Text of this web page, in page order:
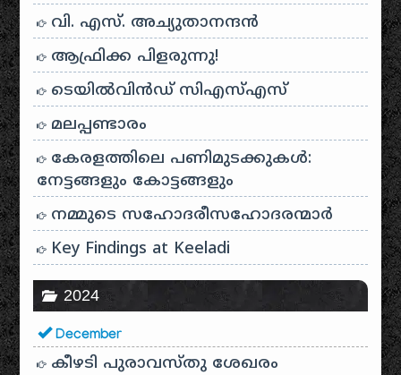
വി. എസ്. അച്യുതാനന്ദൻ
ആഫ്രിക്ക പിളരുന്നു!
ടെയിൽ‌വിൻഡ് സി‌എസ്‌എസ്
മലപ്പണ്ടാരം
കേരളത്തിലെ പണിമുടക്കുകൾ:
നേട്ടങ്ങളും കോട്ടങ്ങളും
നമ്മുടെ സഹോദരീസഹോദരന്മാർ
Key Findings at Keeladi
2024
December
കീഴടി പുരാവസ്തു ശേഖരം